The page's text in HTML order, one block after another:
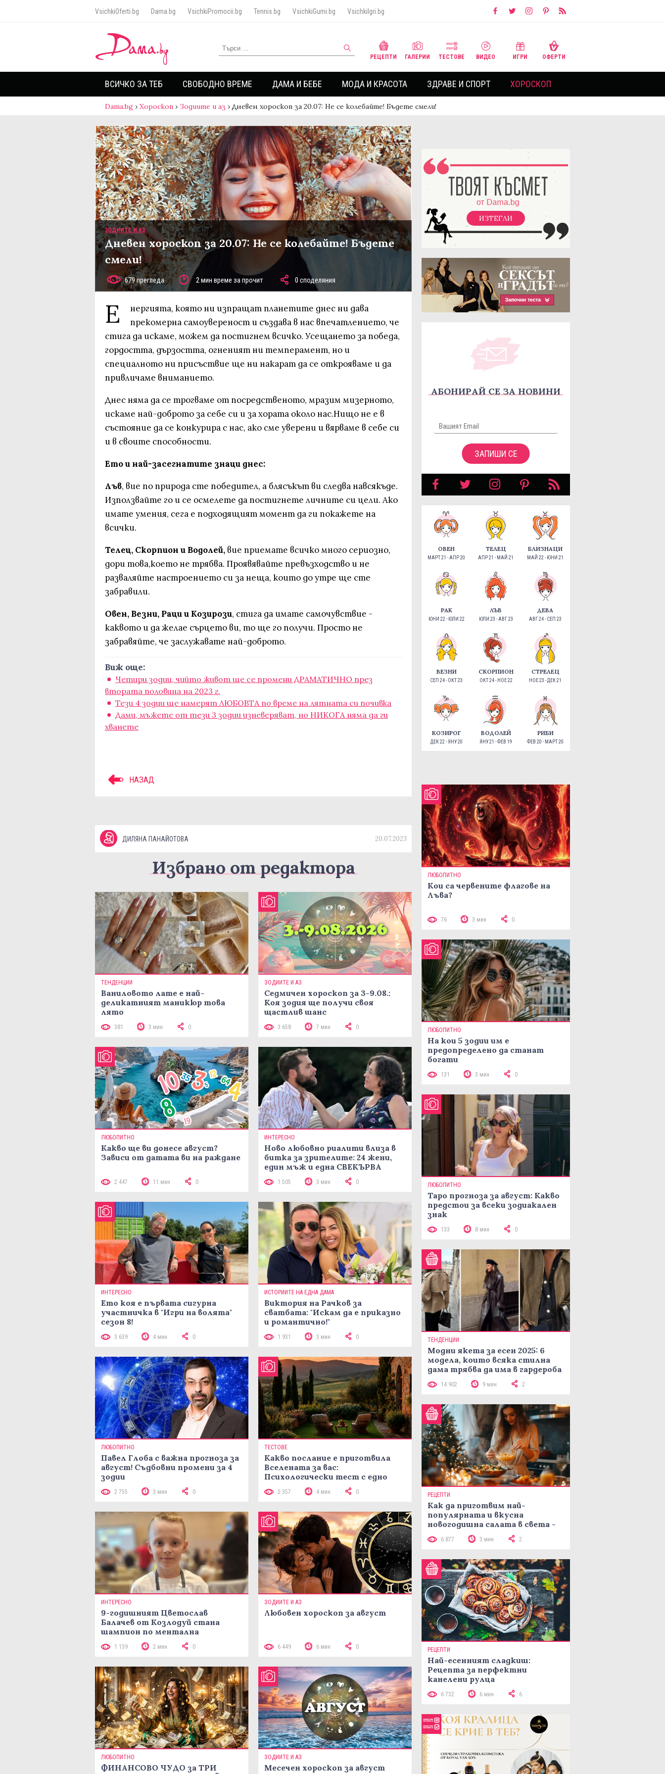
VsichkiOferti.bg Dama.bg VsichkiPromocii.bg Tennis.bg VsichkiGumi.bg VsichkiIgri.bg
РЕЦЕПТИ ГАЛЕРИИ ТЕСТОВЕ ВИДЕО ИГРИ ОФЕРТИ
ВСИЧКО ЗА ТЕБ СВОБОДНО ВРЕМЕ ДАМА И БЕБЕ МОДА И КРАСОТА ЗДРАВЕ И СПОРТ ХОРОСКОП
Dama.bg › Хороскоп › Зодиите и аз ›Дневен хороскоп за 20.07: Не се колебайте! Бъдете смели!
ЗОДИИТЕ И АЗ
Дневен хороскоп за 20.07: Не се колебайте! Бъдете
смели!
679 прегледа 2 мин време за прочит 0 споделяния
Е
нергията, която ни изпращат планетите днес ни дава
прекомерна самоувереност и създава в нас впечатлението, че
стига да искаме, можем да постигнем всичко. Усещането за победа,
гордостта, дързостта, огненият ни темперамент, но и
специалното ни присъствие ще ни накарат да се открояваме и да
привличаме вниманието.
Днес няма да се трогваме от посредственото, мразим мизерното,
искаме най-доброто за себе си и за хората около нас.Нищо не е в
състояние да се конкурира с нас, ако сме уверени и вярваме в себе си
и в своите способности.
Ето и най-засегнатите знаци днес:
Лъв, вие по природа сте победител, а блясъкът ви следва навсякъде.
Използвайте гo и се осмелете да постигнете личните си цели. Ако
имате умения, сега е подходящият момент да ги покажете на
всички.
Телец, Скорпион и Водолей, вие приемате всичко много сериозно,
дори това,което не трябва. Проявявайте превъзходство и не
разваляйте настроението си за неща, които до утре ще сте
забравили.
Овен, Везни, Раци и Козирози, стига да имате самочувствие -
каквото и да желае сърцето ви, то ще го получи. Просто не
забравяйте, че заслужавате най-доброто.
Виж още:
Четири зодии, чийто живот ще се промени ДРАМАТИЧНО през
втората половина на 2023 г.
Тези 4 зодии ще намерят ЛЮБОВТА по време на лятната си почивка
Дами, мъжете от тези 3 зодии изневеряват, но НИКОГА няма да ги
хванете
НАЗАД
ДИЛЯНА ПАНАЙОТОВА 20.07.2023
Избрано от редактора
ТЕНДЕНЦИИ
Ваниловото лате е най-
деликатният маникюр това
лято
381 3 мин 0
ЗОДИИТЕ И АЗ
Седмичен хороскоп за 3-9.08.:
Коя зодия ще получи своя
щастлив шанс
3 658 7 мин 0
ЛЮБОПИТНО
Какво ще ви донесе август?
Зависи от датата ви на ражданe
2 447 11 мин 0
ИНТЕРЕСНО
Ново любовно риалити влиза в
битка за зрителите: 24 жени,
един мъж и една СВЕКЪРВА
1 505 3 мин 0
ИНТЕРЕСНО
Ето коя е първата сигурна
участничка в "Игри на волята"
сезон 8!
3 639 4 мин 0
ИСТОРИИТЕ НА ЕДНА ДАМА
Виктория на Рачков за
сватбата: "Искам да е приказно
и романтично!"
1 931 3 мин 0
ЛЮБОПИТНО
Павел Глоба с важна прогноза за
август! Съдбовни промени за 4
зодии
2 755 3 мин 0
ТЕСТОВЕ
Какво послание е приготвила
Вселената за вас:
Психологически тест с едно
2 357 4 мин 0
ИНТЕРЕСНО
9-годишният Цветослав
Балачев от Козлодуй стана
шампион по ментална
аритметика с 320 задачи за 10
минути
1 139 2 мин 0
ЗОДИИТЕ И АЗ
Любовен хороскоп за август
6 449 6 мин 0
ЛЮБОПИТНО
ФИНАНСОВО ЧУДО за ТРИ
ЗОДИИТЕ И АЗ
Месечен хороскоп за август
ИЗТЕГЛИ
АБОНИРАЙ СЕ ЗА НОВИНИ
ЗАПИШИ СЕ
ОВЕН
МАРТ 21 - АПР 20
ТЕЛЕЦ
АПР 21 - МАЙ 21
БЛИЗНАЦИ
МАЙ 22 - ЮНИ 21
РАК
ЮНИ 22 - ЮЛИ 22
ЛЪВ
ЮЛИ 23 - АВГ 23
ДЕВА
АВГ 24 - СЕП 23
ВЕЗНИ
СЕП 24 - ОКТ 23
СКОРПИОН
ОКТ 24 - НОЕ 22
СТРЕЛЕЦ
НОЕ 23 - ДЕК 21
КОЗИРОГ
ДЕК 22 - ЯНУ 20
ВОДОЛЕЙ
ЯНУ 21 - ФЕВ 19
РИБИ
ФЕВ 20 - МАРТ 20
ЛЮБОПИТНО
Кои са червените флагове на
Лъва?
76 3 мин 0
ЛЮБОПИТНО
На кои 5 зодии им е
предопределено да станат
богати
131 3 мин 0
ЛЮБОПИТНО
Таро прогноза за август: Какво
предстои за всеки зодиакален
знак
133 8 мин 0
ТЕНДЕНЦИИ
Модни якета за есен 2025: 6
модела, които всяка стилна
дама трябва да има в гардероба
14 902 9 мин 2
РЕЦЕПТИ
Как да приготвим най-
популярната и вкусна
новогодишна салата в света -
рецепта Мимоза
6 877 3 мин 2
РЕЦЕПТИ
Най-есенният сладкиш:
Рецепта за перфектни
канелени рулца
6 732 6 мин 6